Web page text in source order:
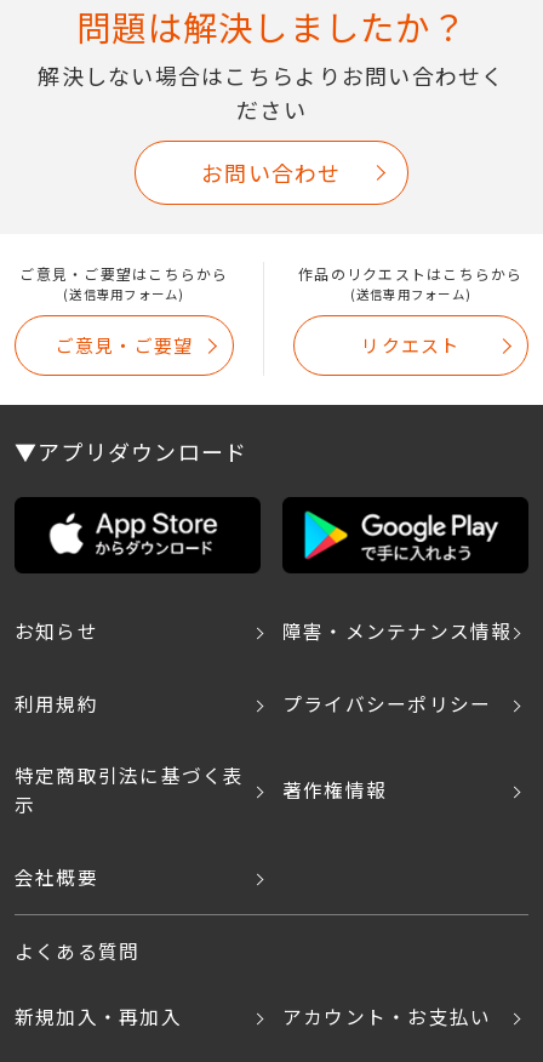
問題は解決しましたか？
解決しない場合はこちらよりお問い合わせく
ださい
お問い合わせ
ご意見・ご要望はこちらから
(送信専用フォーム)
ご意見・ご要望
作品のリクエストはこちらから
(送信専用フォーム)
リクエスト
▼アプリダウンロード
お知らせ 障害・メンテナンス情報
利用規約 プライバシーポリシー
特定商取引法に基づく表
示
著作権情報
会社概要
よくある質問
新規加入・再加入 アカウント・お支払い